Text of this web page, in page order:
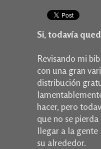
Si, todavía
Revisando mi
con una gran
distribución
hacer, pero
que no se
llegar a la gente
su alrededor.